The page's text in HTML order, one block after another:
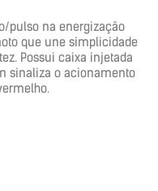
pulso na energização
que une simplicidade
Possui caixa injetada
sinaliza o acionamento